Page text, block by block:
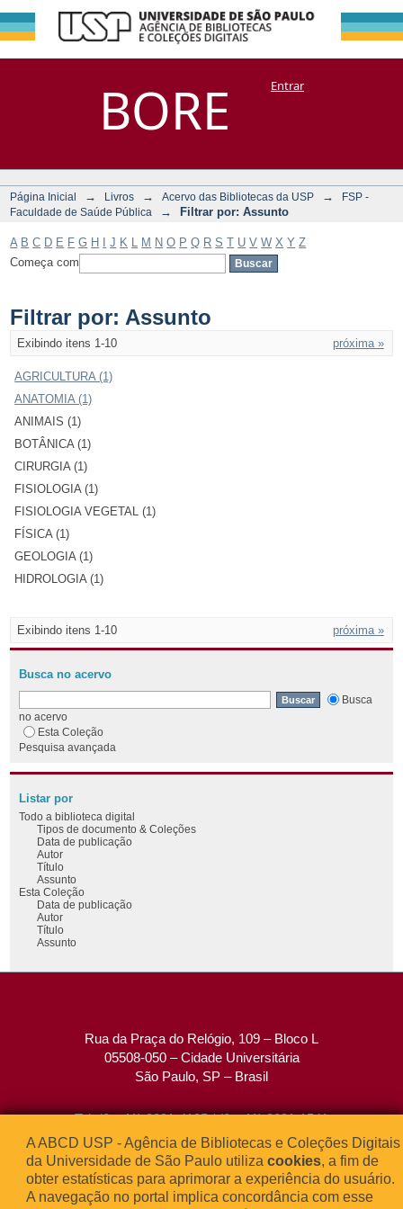
BORE
Filtrar por:
Assunto
DSpace/Manakin + CoriscoEntrar
Página Inicial → Livros → Acervo das Bibliotecas da USP →
FSP -
Faculdade de Saúde Pública
→ Filtrar por: Assunto
A B C D E F G H J K M N O P Q R S T U V W X Y Z
Começa com
Filtrar por: Assunto
Exibindo itens 1-10 próxima »
AGRICULTURA (1)
ANATOMIA (1)
ANIMAIS (1)
BOTÂNICA (1)
CIRURGIA (1)
FISIOLOGIA (1)
FISIOLOGIA VEGETAL (1)
FÍSICA (1)
GEOLOGIA (1)
HIDROLOGIA (1)
Exibindo itens 1-10 próxima »
Busca no acervo
Busca
no acervo
Esta Coleção
Pesquisa avançada
Listar por
Todo a biblioteca digital
Tipos de documento & Coleções
Data de publicação
Autor
Título
Assunto
Esta Coleção
Data de publicação
Autor
Título
Assunto
Rua da Praça do Relógio, 109 – Bloco L
05508-050 – Cidade Universitária
São Paulo, SP – Brasil
Tel: (0xx11) 3091-4195 / (0xx11) 3091-1541
Fax: (0xx11) 3091-1567
E-mail:atendimento@abcd.usp.br
A ABCD USP - Agência de Bibliotecas e Coleções Digitais
da Universidade de São Paulo utiliza cookies, a fim de
obter estatísticas para aprimorar a experiência do usuário.
A navegação no portal implica concordância com esse